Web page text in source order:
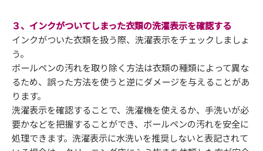
３、インクがついてしまった衣類の洗濯表示を確認する
インクがついた衣類を扱う際、洗濯表示をチェックしましょ
う。
ボールペンの汚れを取り除く方法は衣類の種類によって異な
るため、誤った方法を使うと逆にダメージを与えることがあ
ります。
洗濯表示を確認することで、洗濯機を使えるか、手洗いが必
要かなどを把握することができ、ボールペンの汚れを安全に
処理できます。洗濯表示に水洗いを推奨しないと表記されて